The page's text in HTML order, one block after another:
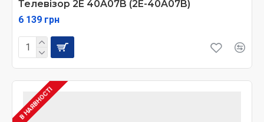
Телевізор 2E 40A07B (2E-40A07B)
6 139 грн
В НАЯВНОСТІ